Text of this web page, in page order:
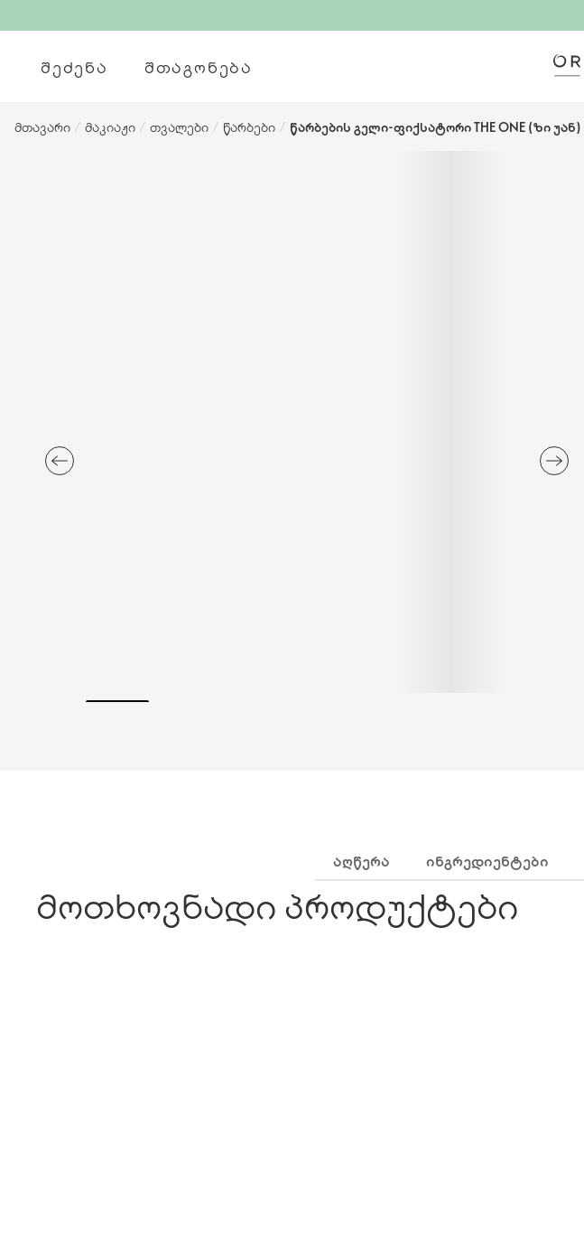
ᲨᲔᲫᲔᲜᲐ ᲨᲗᲐᲒᲝᲜᲔᲑᲐ
მთავარი / მაკიაჟი / თვალები / წარბები / წარბების გელი-ფიქსატორი THE ONE (ზი უან)
ᲐᲦᲬᲔᲠᲐ ᲘᲜᲒᲠᲔᲓᲘᲔᲜᲢᲔᲑᲘ
მოთხოვნადი პროდუქტები